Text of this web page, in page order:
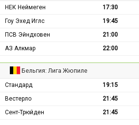
НЕК Неймеген 17:30
Гоу Эхед Иглс
19:45
ПСВ Эйндховен
21:00
АЗ Алкмар
22:00
Бельгия: Лига Жюпиле
Стандард 19:15
Вестерло
21:45
Сент-Трюйден
21:45